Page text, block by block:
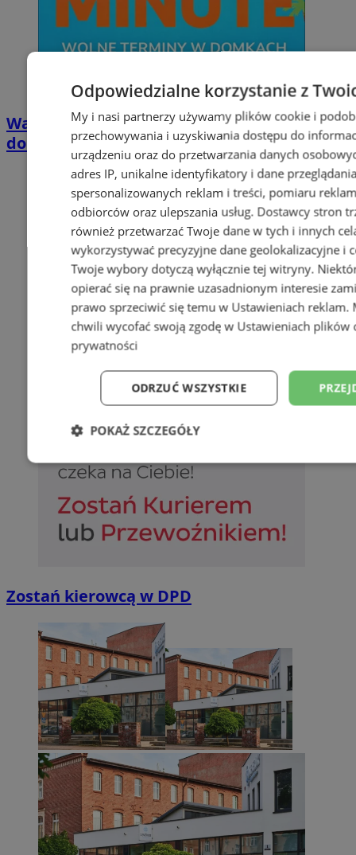
Wakacyjny wypoczynek nad Bałtykiem w
domkach Szmaragdowe Morze
Zostań kierowcą w DPD
Odpowiedzialne korzystanie z
My i nasi partnerzy używamy plików cookie i
przechowywania i uzyskiwania dostępu do
urządzeniu oraz do przetwarzania danych
adres IP, unikalne identyfikatory i dane
spersonalizowanych reklam i treści, pomiaru
odbiorców oraz ulepszania usług. Dostawcy stron
również przetwarzać Twoje dane w tych i innych
wykorzystywać precyzyjne dane geolokalizacyjne i
Twoje wybory dotyczą wyłącznie tej witryny.
opierać się na prawnie uzasadnionym interesie
prawo sprzeciwić się temu w Ustawieniach reklam.
chwili wycofać swoją zgodę w Ustawieniach plików
prywatności
ODRZUĆ WSZYSTKIE
POKAŻ SZCZEGÓŁY
Niezbędne Wydajność
Niesklasyfikowane
Niezbędne Wydajność
Niezbędne pliki cookie umożliwiają korzystanie z podstawowych
takich jak logowanie użytkownika i zarządzanie kontem. Bez
można prawidłowo korzystać ze strony internetowej.
Nazwa
Provider/
Domena
SessID
sosnowiecki.pl
QeSessID sosnowiecki.pl
MvSessID sosnowiecki.pl